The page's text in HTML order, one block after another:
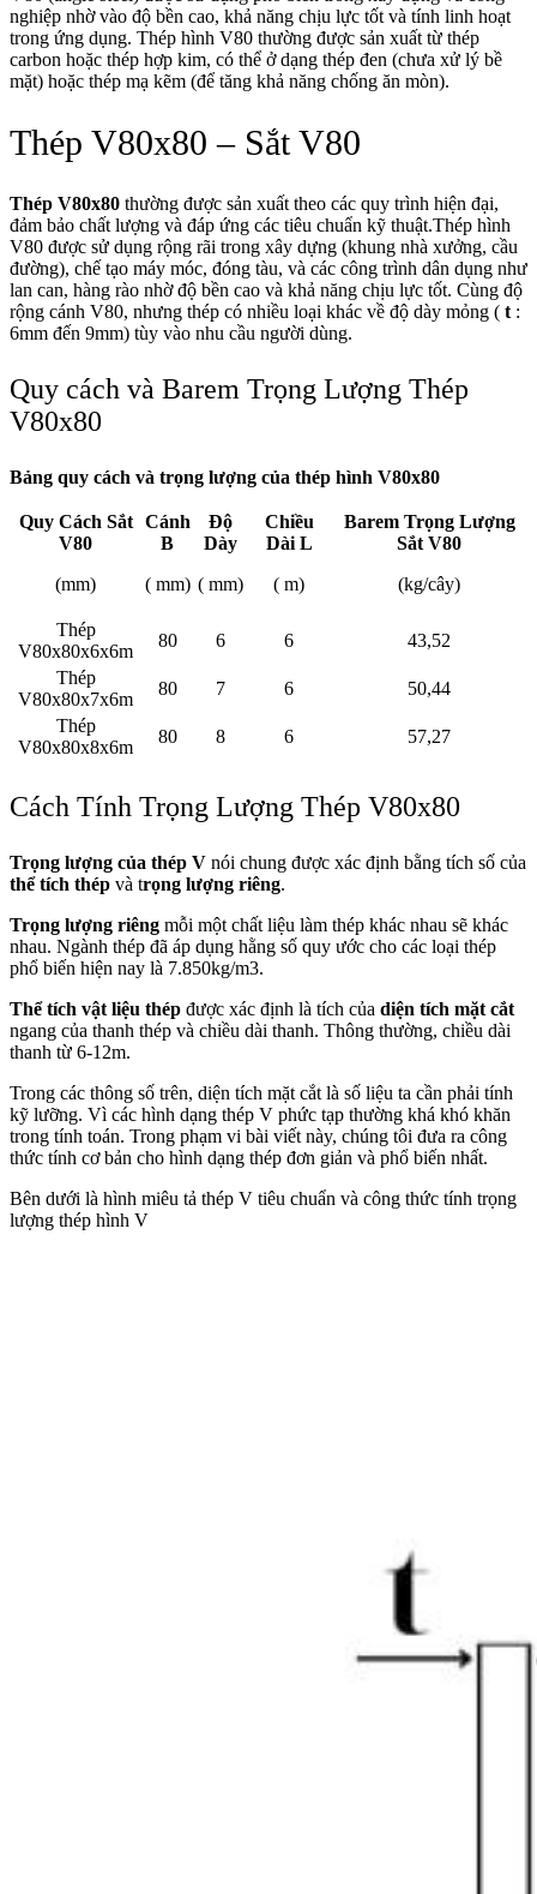
nghiệp nhờ vào độ bền cao, khả năng chịu lực tốt và tính linh hoạt
trong ứng dụng. Thép hình V80 thường được sản xuất từ thép
carbon hoặc thép hợp kim, có thể ở dạng thép đen (chưa xử lý bề
mặt) hoặc thép mạ kẽm (để tăng khả năng chống ăn mòn).
Thép V80x80 – Sắt V80
Thép V80x80 thường được sản xuất theo các quy trình hiện đại,
đảm bảo chất lượng và đáp ứng các tiêu chuẩn kỹ thuật.Thép hình
V80 được sử dụng rộng rãi trong xây dựng (khung nhà xưởng, cầu
đường), chế tạo máy móc, đóng tàu, và các công trình dân dụng như
lan can, hàng rào nhờ độ bền cao và khả năng chịu lực tốt. Cùng độ
rộng cánh V80, nhưng thép có nhiều loại khác về độ dày mỏng ( t :
6mm đến 9mm) tùy vào nhu cầu người dùng.
Quy cách và Barem Trọng Lượng Thép
V80x80
Bảng quy cách và trọng lượng của thép hình V80x80
Quy Cách Sắt
V80
(mm)
Cánh
B
( mm)
Độ
Dày
( mm)
Chiều
Dài L
( m)
Barem Trọng Lượng
Sắt V80
(kg/cây)
Thép
V80x80x6x6m
80 6 6
43,52
Thép
V80x80x7x6m
80 7 6
50,44
Thép
V80x80x8x6m
80 8 6 57,27
Cách Tính Trọng Lượng Thép V80x80
Trọng lượng của thép V nói chung được xác định bằng tích số của
thể tích thép và trọng lượng riêng.
Trọng lượng riêng mỗi một chất liệu làm thép khác nhau sẽ khác
nhau. Ngành thép đã áp dụng hằng số quy ước cho các loại thép
phổ biến hiện nay là 7.850kg/m3.
Thể tích vật liệu thép được xác định là tích của diện tích mặt cắt
ngang của thanh thép và chiều dài thanh. Thông thường, chiều dài
thanh từ 6-12m.
Trong các thông số trên, diện tích mặt cắt là số liệu ta cần phải tính
kỹ lưỡng. Vì các hình dạng thép V phức tạp thường khá khó khăn
trong tính toán. Trong phạm vi bài viết này, chúng tôi đưa ra công
thức tính cơ bản cho hình dạng thép đơn giản và phổ biến nhất.
Bên dưới là hình miêu tả thép V tiêu chuẩn và công thức tính trọng
lượng thép hình V